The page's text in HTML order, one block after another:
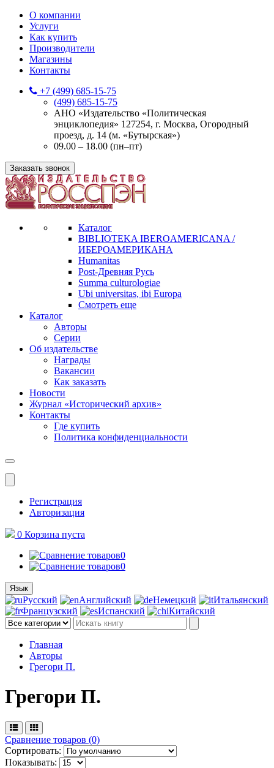
О компании
Услуги
Как купить
Производители
Магазины
Контакты
+7 (499) 685-15-75
(499) 685-15-75
АНО «Издательство «Политическая
энциклопедия» 127254, г. Москва, Огородный
проезд, д. 14 (м. «Бутырская»)
09.00 – 18.00 (пн–пт)
Заказать звонок
Каталог
BIBLIOTEKA IBEROAMERICANA /
ИБЕРОАМЕРИКАНА
Humanitas
Post-Древняя Русь
Summa culturologiae
Ubi universitas, ibi Europa
Смотреть еще
Каталог
Авторы
Серии
Об издательстве
Награды
Вакансии
Как заказать
Новости
Журнал «Исторический архив»‎
Контакты
Где купить
Политика конфиденциальности
Меню
Регистрация
Авторизация
0 Корзина пуста
0
0
Язык
Русский Английский Немецкий
Итальянский
Французский
Испанский Китайский
Главная
Авторы
Грегори П.
Грегори П.
Сравнение товаров (0)
Сортировать:
Показывать: